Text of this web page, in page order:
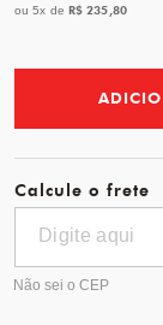
ou5x de R$ 235,80
Calcule o frete
Não sei o CEP